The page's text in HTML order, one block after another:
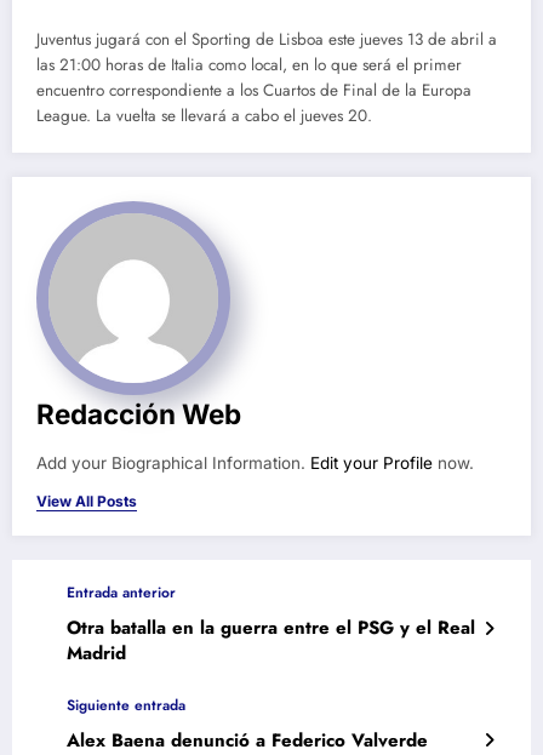
Juventus jugará con el Sporting de Lisboa este jueves 13 de abril a
las 21:00 horas de Italia como local, en lo que será el primer
encuentro correspondiente a los Cuartos de Final de la Europa
League. La vuelta se llevará a cabo el jueves 20.
Redacción Web
Add your Biographical Information. Edit your Profile now.
View All Posts
Entrada anterior
Otra batalla en la guerra entre el PSG y el Real
Madrid
Siguiente entrada
Alex Baena denunció a Federico Valverde